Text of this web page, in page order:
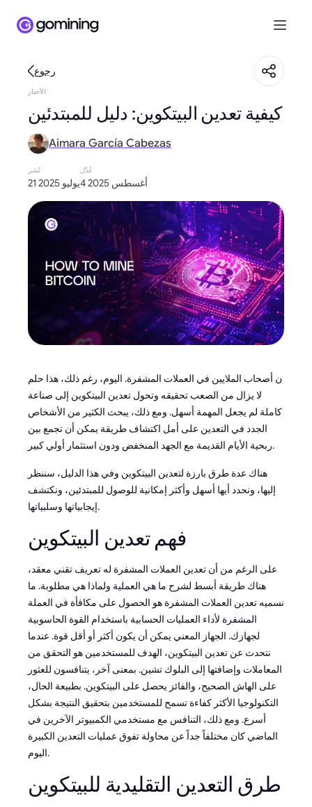
رجوع
الأخبار
كيفية تعدين البيتكوين: دليل للمبتدئين
Aimara García Cabezas
نُشر
21 يوليو 2025
عُدِّل
4 أغسطس 2025
ن أصحاب الملايين في العملات المشفرة. اليوم، رغم ذلك، هذا حلم
لا يزال من الصعب تحقيقه وتحول تعدين البيتكوين إلى صناعة
كاملة لم يجعل المهمة أسهل. ومع ذلك، يبحث الكثير من الأشخاص
الجدد في التعدين على أمل اكتشاف طريقة يمكن أن تجمع بين
ربحية الأيام القديمة مع الجهد المنخفض ودون استثمار أولي كبير.
هناك عدة طرق بارزة لتعدين البيتكوين وفي هذا الدليل، سننظر
إليها، ونحدد أيها أسهل وأكثر إمكانية للوصول للمبتدئين، ونكتشف
إيجابياتها وسلبياتها.
فهم تعدين البيتكوين
على الرغم من أن تعدين العملات المشفرة له تعريف تقني معقد،
هناك طريقة أبسط لشرح ما هي العملية ولماذا هي مطلوبة. ما
نسميه تعدين العملات المشفرة هو الحصول على مكافأة في العملة
المشفرة لأداء العمليات الحسابية باستخدام القوة الحاسوبية
لجهازك. الجهاز المعني يمكن أن يكون أكثر أو أقل قوة. عندما
نتحدث عن تعدين البيتكوين، الهدف للمستخدمين هو التحقق من
المعاملات وإضافتها إلى البلوك تشين. بمعنى آخر، يتنافسون للعثور
على الهاش الصحيح، والفائز يحصل على البيتكوين. بطبيعة الحال،
التكنولوجيا الأكثر كفاءة تسمح للمستخدمين بتحقيق النتيجة بشكل
أسرع. ومع ذلك، التنافس مع مستخدمي الكمبيوتر الآخرين في
الماضي كان مختلفاً جداً عن محاولة تفوق عمليات التعدين الكبيرة
اليوم.
طرق التعدين التقليدية للبيتكوين